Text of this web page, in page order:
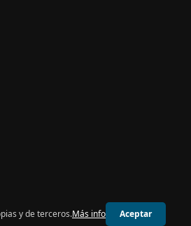
24h Castilla y León
y de terceros.Más info Aceptar